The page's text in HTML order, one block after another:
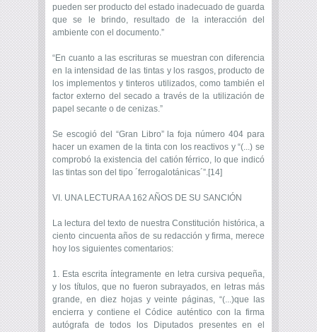
pueden ser producto del estado inadecuado de guarda
que se le brindo, resultado de la interacción del
ambiente con el documento.”
“En cuanto a las escrituras se muestran con diferencia
en la intensidad de las tintas y los rasgos, producto de
los implementos y tinteros utilizados, como también el
factor externo del secado a través de la utilización de
papel secante o de cenizas.”
Se escogió del “Gran Libro” la foja número 404 para
hacer un examen de la tinta con los reactivos y “(...) se
comprobó la existencia del catión férrico, lo que indicó
las tintas son del tipo ´ferrogalotánicas´”.[14]
VI. UNA LECTURA A 162 AÑOS DE SU SANCIÓN
La lectura del texto de nuestra Constitución histórica, a
ciento cincuenta años de su redacción y firma, merece
hoy los siguientes comentarios:
1. Esta escrita íntegramente en letra cursiva pequeña,
y los títulos, que no fueron subrayados, en letras más
grande, en diez hojas y veinte páginas, “(...)que las
encierra y contiene el Códice auténtico con la firma
autógrafa de todos los Diputados presentes en el